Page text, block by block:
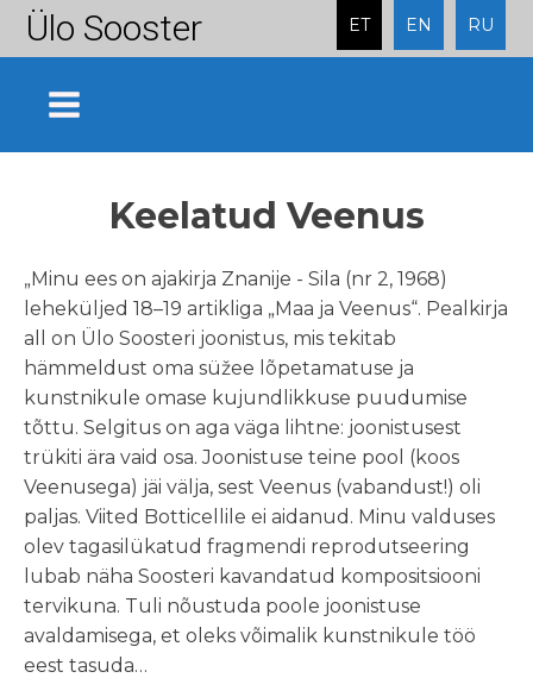
Ülo Sooster ET EN RU
Keelatud Veenus
„Minu ees on ajakirja Znanije - Sila (nr 2, 1968)
leheküljed 18–19 artikliga „Maa ja Veenus“. Pealkirja
all on Ülo Soosteri joonistus, mis tekitab
hämmeldust oma süžee lõpetamatuse ja
kunstnikule omase kujundlikkuse puudumise
tõttu. Selgitus on aga väga lihtne: joonistusest
trükiti ära vaid osa. Joonistuse teine pool (koos
Veenusega) jäi välja, sest Veenus (vabandust!) oli
paljas. Viited Botticellile ei aidanud. Minu valduses
olev tagasilükatud fragmendi reprodutseering
lubab näha Soosteri kavandatud kompositsiooni
tervikuna. Tuli nõustuda poole joonistuse
avaldamisega, et oleks võimalik kunstnikule töö
eest tasuda…